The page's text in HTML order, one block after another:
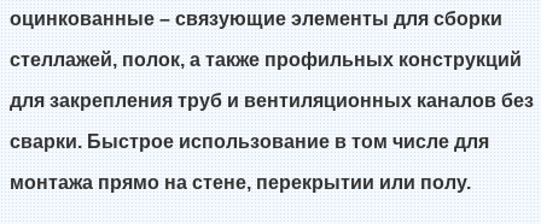
оцинкованные – связующие элементы для сборки
стеллажей, полок, а также профильных конструкций
для закрепления труб и вентиляционных каналов без
сварки. Быстрое использование в том числе для
монтажа прямо на стене, перекрытии или полу.